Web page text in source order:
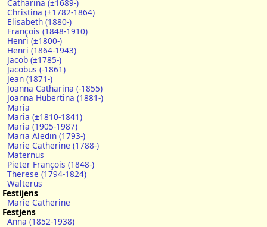
Catharina (±1689-)
Christina (±1782-1864)
Elisabeth (1880-)
François (1848-1910)
Henri (±1800-)
Henri (1864-1943)
Jacob (±1785-)
Jacobus (-1861)
Jean (1871-)
Joanna Catharina (-1855)
Joanna Hubertina (1881-)
Maria
Maria (±1810-1841)
Maria (1905-1987)
Maria Aledin (1793-)
Marie Catherine (1788-)
Maternus
Pieter François (1848-)
Therese (1794-1824)
Walterus
Festijens
Marie Catherine
Festjens
Anna (1852-1938)